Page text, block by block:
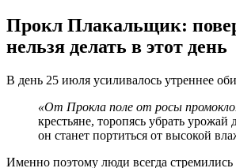
Прокл Плакальщик:
нельзя делать в этот день
В день 25 июля усиливалось утреннее
«От Прокла поле от росы
крестьяне, торопясь убрать урожай
он станет портиться от высокой
Именно поэтому люди всегда стремились